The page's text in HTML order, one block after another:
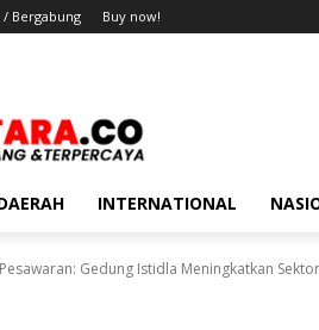
/ Bergabung Buy now!
INTERNATIONAL
Gedung Istidla Meningkatkan